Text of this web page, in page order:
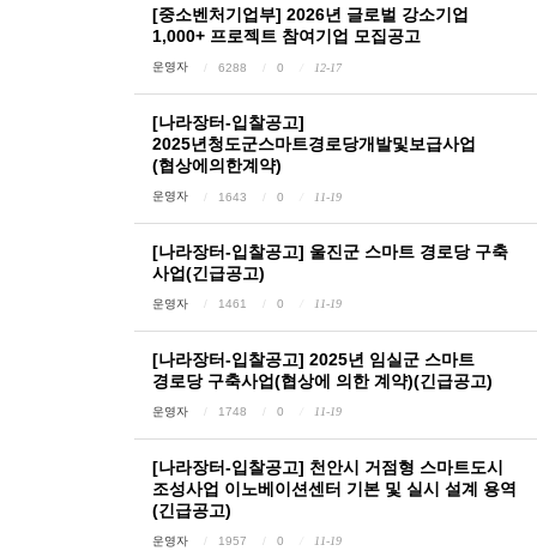
[중소벤처기업부] 2026년 글로벌 강소기업
1,000+ 프로젝트 참여기업 모집공고
운영자 6288 0 12-17
[나라장터-입찰공고]
2025년청도군스마트경로당개발및보급사업
(협상에의한계약)
운영자 1643 0 11-19
[나라장터-입찰공고] 울진군 스마트 경로당 구축
사업(긴급공고)
운영자 1461 0 11-19
[나라장터-입찰공고] 2025년 임실군 스마트
경로당 구축사업(협상에 의한 계약)(긴급공고)
운영자 1748 0 11-19
[나라장터-입찰공고] 천안시 거점형 스마트도시
조성사업 이노베이션센터 기본 및 실시 설계 용역
(긴급공고)
운영자 1957 0 11-19